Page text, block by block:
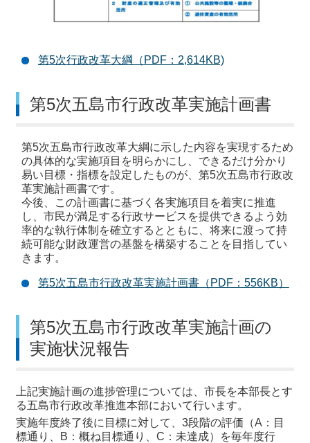
第5次行政改革大綱（PDF：2,614KB)
第5次五島市行政改革実施計画書
第5次五島市行政改革大綱に示した内容を実現するため
の具体的な実施項目を明らかにし、できるだけ分かり
易い目標・指標を設定したものが、第5次五島市行政改
革実施計画書です。
今後、この計画書に基づく各実施項目を着実に推進
し、市民が満足する行政サービスを提供できるよう効
率的な執行体制を確立するとともに、将来に渡って持
続可能な財政運営の基盤を構築することを目指してい
きます。
第5次五島市行政改革実施計画書（PDF：556KB）
第5次五島市行政改革実施計画の
実施状況報告
上記実施計画の進捗管理については、市長を本部長とす
る五島市行政改革推進本部において行います。
実施年度終了後に目標に対して、3段階の評価（A：目
標通り、B：概ね目標通り、C：未達成）を毎年度行